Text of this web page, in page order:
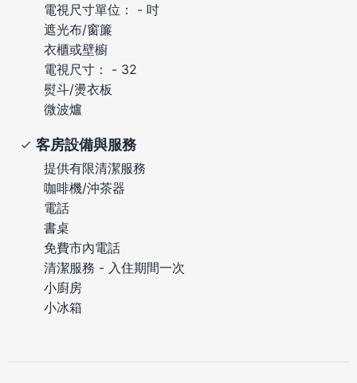
電視尺寸單位： - 吋
遮光布/窗簾
衣櫃或壁櫥
電視尺寸： - 32
熨斗/燙衣板
微波爐
客房設備與服務
提供有限清潔服務
咖啡機/沖茶器
電話
書桌
免費市內電話
清潔服務 - 入住期間一次
小廚房
小冰箱